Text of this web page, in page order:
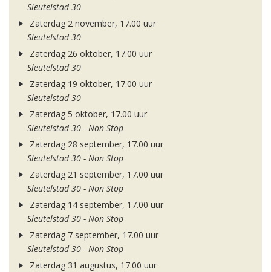
Sleutelstad 30
Zaterdag 2 november, 17.00 uur
Sleutelstad 30
Zaterdag 26 oktober, 17.00 uur
Sleutelstad 30
Zaterdag 19 oktober, 17.00 uur
Sleutelstad 30
Zaterdag 5 oktober, 17.00 uur
Sleutelstad 30 - Non Stop
Zaterdag 28 september, 17.00 uur
Sleutelstad 30 - Non Stop
Zaterdag 21 september, 17.00 uur
Sleutelstad 30 - Non Stop
Zaterdag 14 september, 17.00 uur
Sleutelstad 30 - Non Stop
Zaterdag 7 september, 17.00 uur
Sleutelstad 30 - Non Stop
Zaterdag 31 augustus, 17.00 uur